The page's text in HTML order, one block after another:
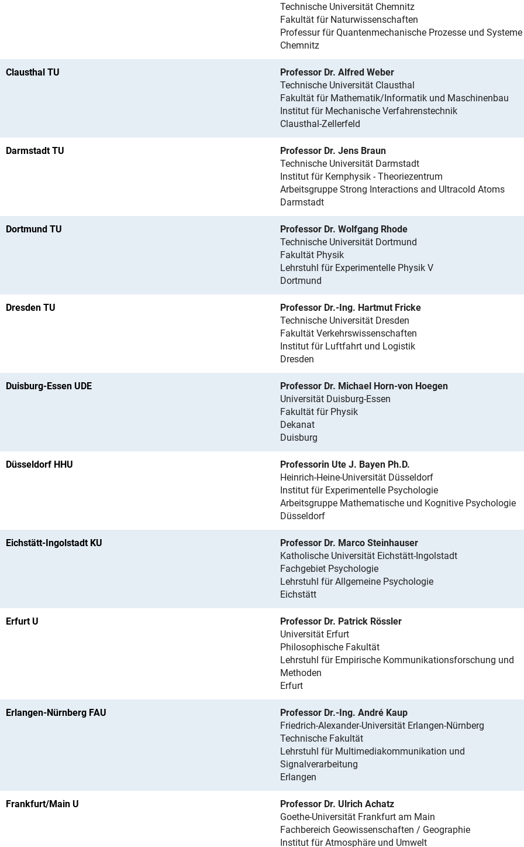
Technische Universität Chemnitz
Fakultät für Naturwissenschaften
Professur für Quantenmechanische Prozesse und Systeme
Chemnitz
Clausthal TU
Professor Dr. Alfred Weber
Technische Universität Clausthal
Fakultät für Mathematik/Informatik und Maschinenbau
Institut für Mechanische Verfahrenstechnik
Clausthal-Zellerfeld
Darmstadt TU
Professor Dr. Jens Braun
Technische Universität Darmstadt
Institut für Kernphysik - Theoriezentrum
Arbeitsgruppe Strong Interactions and Ultracold Atoms
Darmstadt
Dortmund TU
Professor Dr. Wolfgang Rhode
Technische Universität Dortmund
Fakultät Physik
Lehrstuhl für Experimentelle Physik V
Dortmund
Dresden TU
Professor Dr.-Ing. Hartmut Fricke
Technische Universität Dresden
Fakultät Verkehrswissenschaften
Institut für Luftfahrt und Logistik
Dresden
Duisburg-Essen UDE
Professor Dr. Michael Horn-von Hoegen
Universität Duisburg-Essen
Fakultät für Physik
Dekanat
Duisburg
Düsseldorf HHU
Professorin Ute J. Bayen Ph.D.
Heinrich-Heine-Universität Düsseldorf
Institut für Experimentelle Psychologie
Arbeitsgruppe Mathematische und Kognitive Psychologie
Düsseldorf
Eichstätt-Ingolstadt KU
Professor Dr. Marco Steinhauser
Katholische Universität Eichstätt-Ingolstadt
Fachgebiet Psychologie
Lehrstuhl für Allgemeine Psychologie
Eichstätt
Erfurt U
Professor Dr. Patrick Rössler
Universität Erfurt
Philosophische Fakultät
Lehrstuhl für Empirische Kommunikationsforschung und
Methoden
Erfurt
Erlangen-Nürnberg FAU
Professor Dr.-Ing. André Kaup
Friedrich-Alexander-Universität Erlangen-Nürnberg
Technische Fakultät
Lehrstuhl für Multimediakommunikation und
Signalverarbeitung
Erlangen
Frankfurt/Main U
Professor Dr. Ulrich Achatz
Goethe-Universität Frankfurt am Main
Fachbereich Geowissenschaften / Geographie
Institut für Atmosphäre und Umwelt